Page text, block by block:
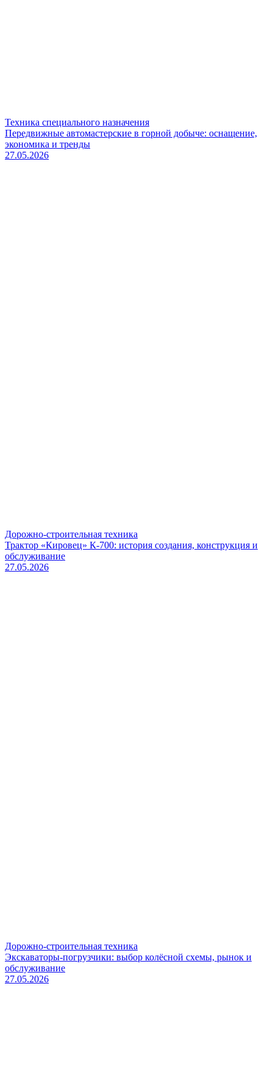
Техника специального назначения
Передвижные автомастерские в горной добыче: оснащение,
экономика и тренды
27.05.2026
Дорожно-строительная техника
Трактор «Кировец» К-700: история создания, конструкция и
обслуживание
27.05.2026
Дорожно-строительная техника
Экскаваторы-погрузчики: выбор колёсной схемы, рынок и
обслуживание
27.05.2026